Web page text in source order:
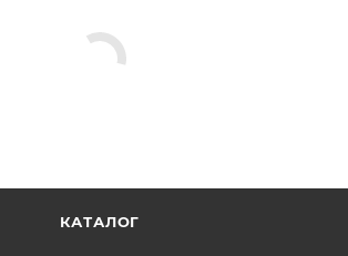
КАТАЛОГ